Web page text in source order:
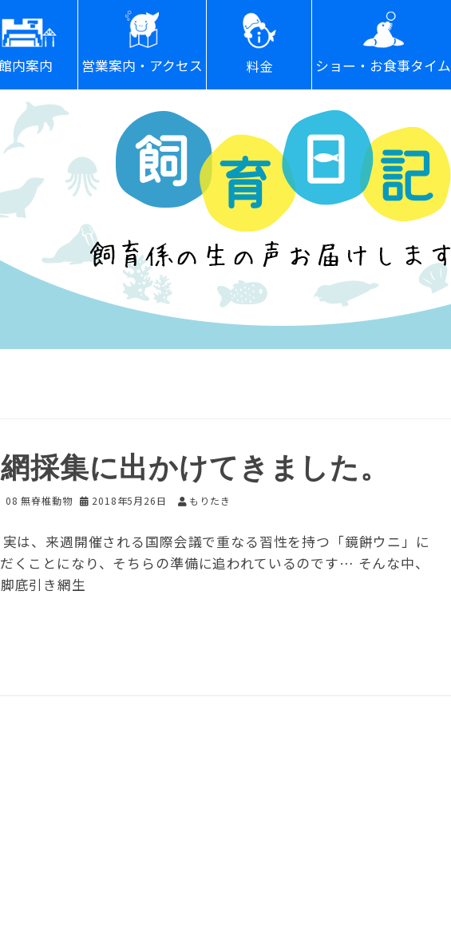
内案内 営業案内・アクセス 料金 ショー・お食事タイム
採集に出かけてきました。
08 無脊椎動物 2018年5月26日 もりたき
は、来週開催される国際会議で重なる習性を持つ「鏡餅ウニ」に
くことになり、そちらの準備に追われているのです… そんな中、
底引き網生